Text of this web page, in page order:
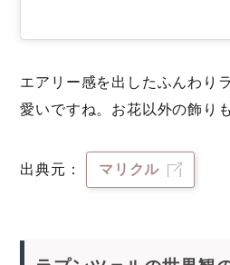
エアリー感を出したふんわり
愛いですね。お花以外の飾り
出典元： マリクル